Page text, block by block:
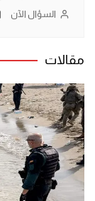
السؤال الآن
مقالات